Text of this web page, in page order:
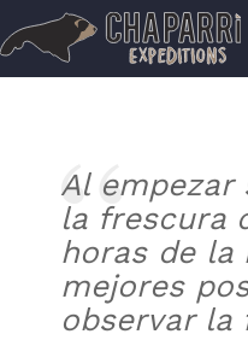
Al empezar
la frescura
horas de la
mejores
observar la